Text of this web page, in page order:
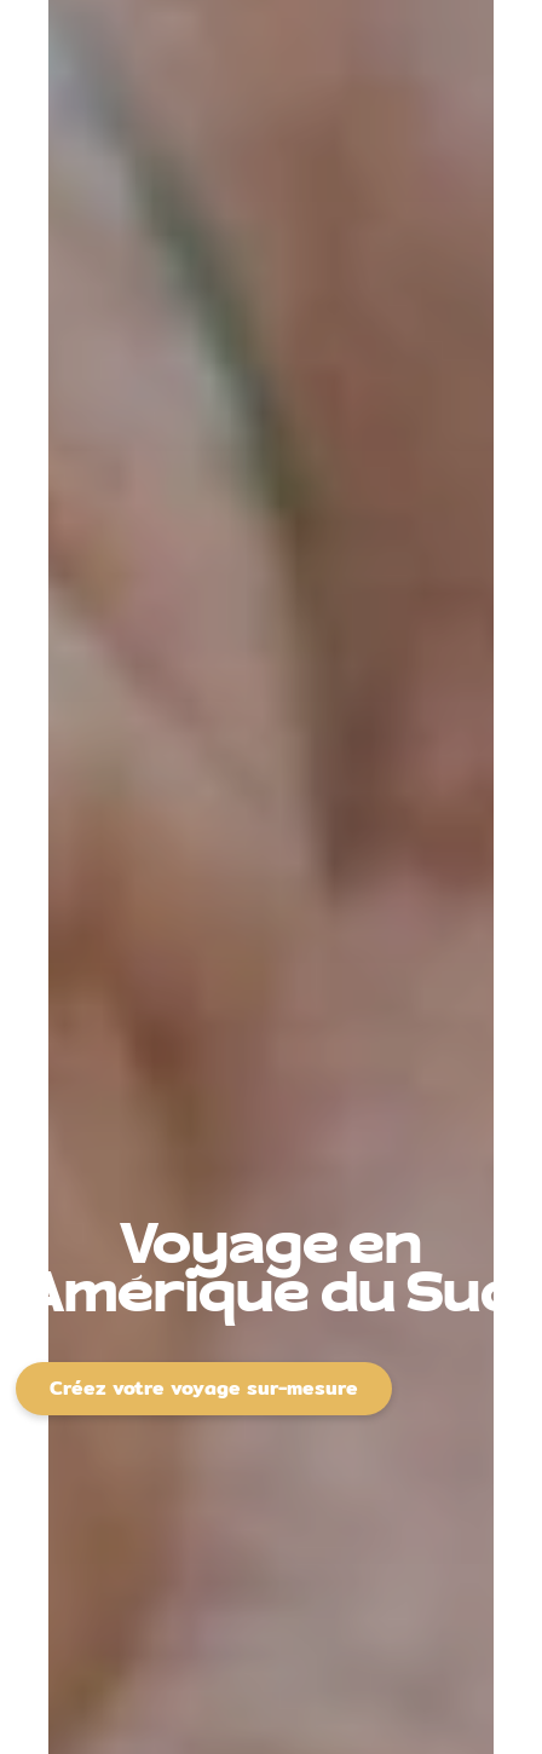
Voyage en
Amérique du Sud
Créez votre voyage sur-mesure